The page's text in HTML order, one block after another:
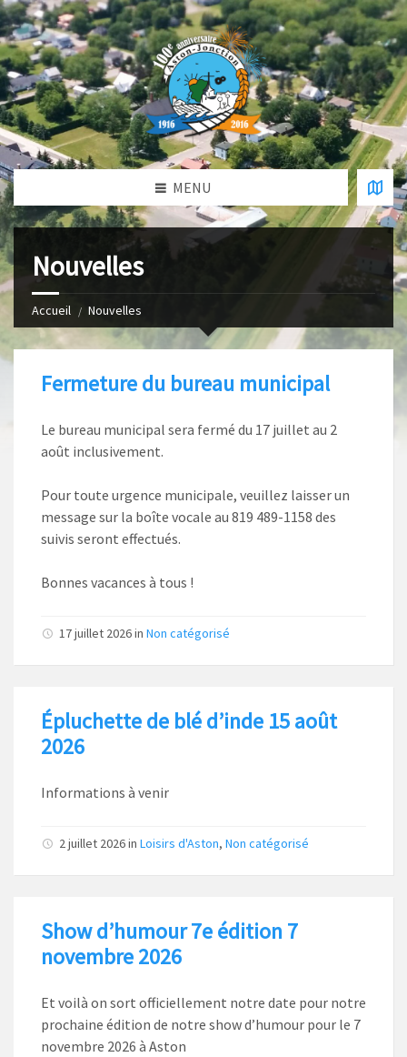
MENU
Nouvelles
Accueil Nouvelles
Fermeture du bureau municipal
Le bureau municipal sera fermé du 17 juillet au 2
août inclusivement.
Pour toute urgence municipale, veuillez laisser un
message sur la boîte vocale au 819 489-1158 des
suivis seront effectués.
Bonnes vacances à tous !
17 juillet 2026in Non catégorisé
Épluchette de blé d’inde 15 août
2026
Informations à venir
2 juillet 2026in Loisirs d'Aston, Non catégorisé
Show d’humour 7e édition 7
novembre 2026
Et voilà on sort officiellement notre date pour notre
prochaine édition de notre show d’humour pour le 7
novembre 2026 à Aston